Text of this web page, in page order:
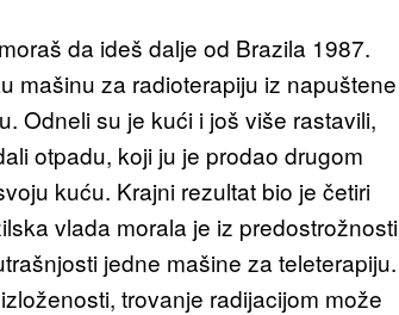
da ideš dalje od Brazila 1987.
mašinu za radioterapiju iz napuštene
Odneli su je kući i još više rastavili,
otpadu, koji ju je prodao drugom
kuću. Krajni rezultat bio je četiri
vlada morala je iz predostrožnosti
jedne mašine za teleterapiju.
trovanje radijacijom može